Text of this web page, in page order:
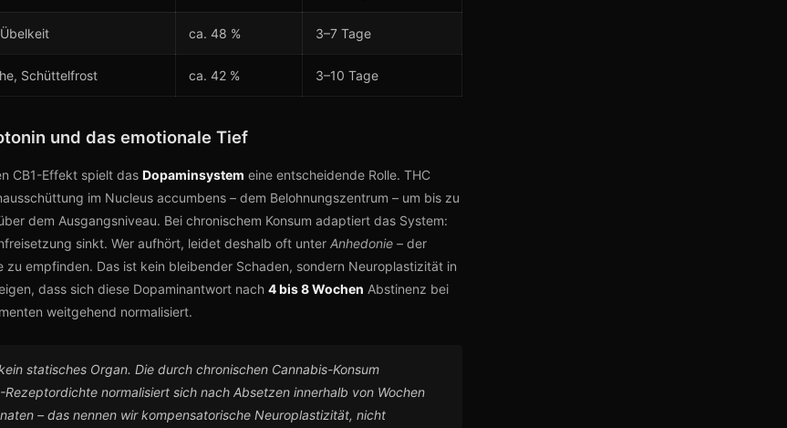
ca. 48 % 3–7 Tage
Schüttelfrost ca. 42 % 3–10 Tage
und das emotionale Tief
CB1-Effekt spielt das Dopaminsystem eine entscheidende Rolle. THC
im Nucleus accumbens – dem Belohnungszentrum – um bis zu
dem Ausgangsniveau. Bei chronischem Konsum adaptiert das System:
sinkt. Wer aufhört, leidet deshalb oft unter Anhedonie – der
zu empfinden. Das ist kein bleibender Schaden, sondern Neuroplastizität in
dass sich diese Dopaminantwort nach 4 bis 8 Wochen Abstinenz bei
weitgehend normalisiert.
statisches Organ. Die durch chronischen Cannabis-Konsum
Rezeptordichte normalisiert sich nach Absetzen innerhalb von Wochen
– das nennen wir kompensatorische Neuroplastizität, nicht